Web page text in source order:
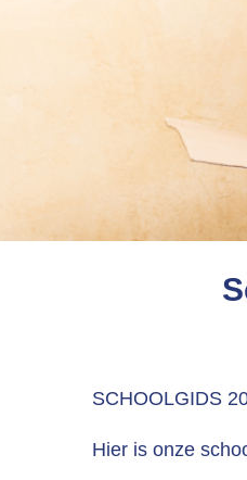
SCHOOLGIDS
Hier is onze